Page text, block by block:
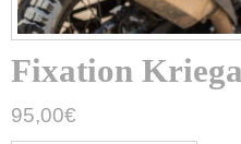
Fixation
95,00€